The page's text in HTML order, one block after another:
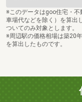
※このデータはgoo住宅・
車場代などを除く）を算出
ついてのみ対象とします。
※周辺駅の価格相場は築20
を算出したものです。